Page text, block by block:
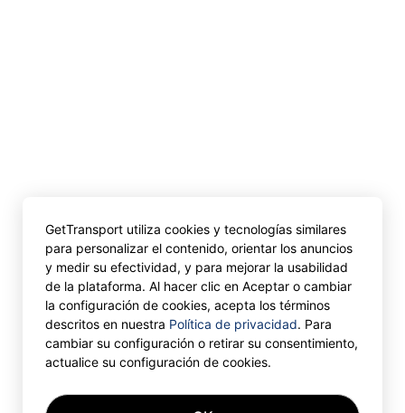
GetTransport utiliza cookies y tecnologías similares
para personalizar el contenido, orientar los anuncios
y medir su efectividad, y para mejorar la usabilidad
de la plataforma. Al hacer clic en Aceptar o cambiar
la configuración de cookies, acepta los términos
descritos en nuestra Política de privacidad. Para
cambiar su configuración o retirar su consentimiento,
actualice su configuración de cookies.